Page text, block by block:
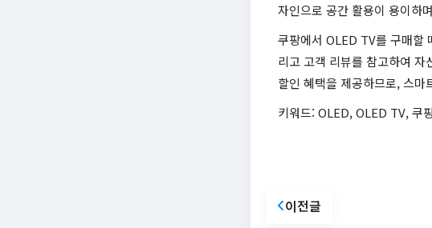
자인으로 공간 활용이 용이하
쿠팡에서 OLED TV를 구매할
리고 고객 리뷰를 참고하여
할인 혜택을 제공하므로, 스마
키워드: OLED, OLED TV, 쿠
이전글